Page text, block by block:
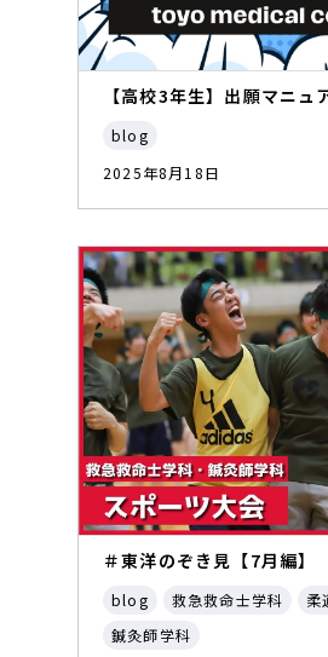
【高校3年生】出願マニュ
blog
2025年8月18日
＃東洋のぞき見【7月編】
blog 救急救命士学科
柔
鍼灸師学科